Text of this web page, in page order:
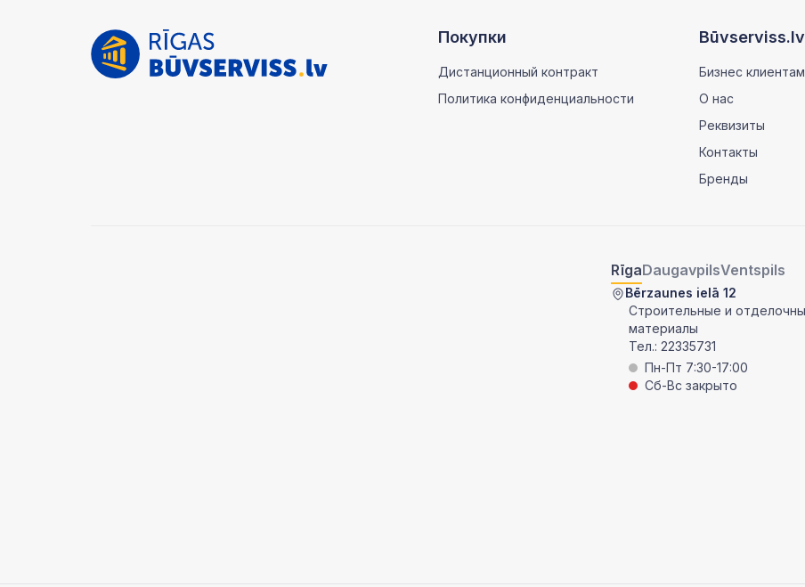
Покупки
Дистанционный контракт
Политика конфиденциальности
Būvserviss.lv
Бизнес клиентам
О нас
Реквизиты
Контакты
Бренды
RīgaDaugavpilsVentspils
Bērzaunes ielā 12
Строительные и
материалы
Тел.: 22335731
Пн-Пт 7:30-17:00
Сб-Вс закрыто